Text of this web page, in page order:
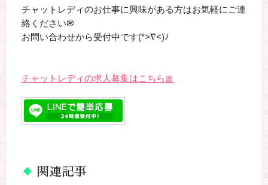
チャットレディのお仕事に興味がある方はお気軽にご連
絡ください✉
お問い合わせから受付中です(*>∇<)ﾉ
チャットレディの求人募集はこちら🎀
関連記事